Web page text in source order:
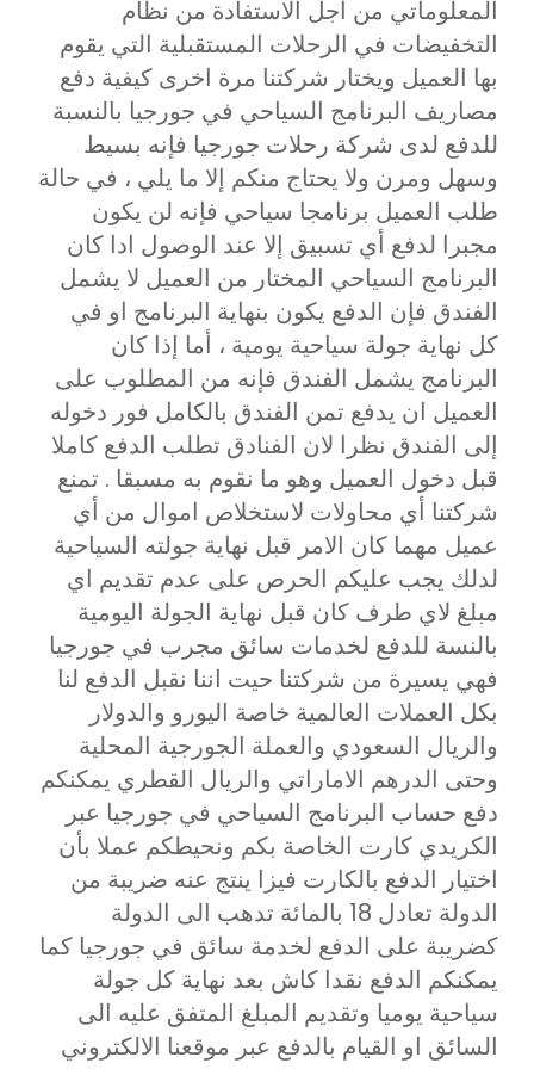
المعلوماتي من اجل الاستفادة من نظام
التخفيضات في الرحلات المستقبلية التي يقوم
بها العميل ويختار شركتنا مرة اخرى كيفية دفع
مصاريف البرنامج السياحي في جورجيا بالنسبة
للدفع لدى شركة رحلات جورجيا فإنه بسيط
وسهل ومرن ولا يحتاج منكم إلا ما يلي ، في حالة
طلب العميل برنامجا سياحي فإنه لن يكون
مجبرا لدفع أي تسبيق إلا عند الوصول ادا كان
البرنامج السياحي المختار من العميل لا يشمل
الفندق فإن الدفع يكون بنهاية البرنامج او في
كل نهاية جولة سياحية يومية ، أما إذا كان
البرنامج يشمل الفندق فإنه من المطلوب على
العميل ان يدفع تمن الفندق بالكامل فور دخوله
إلى الفندق نظرا لان الفنادق تطلب الدفع كاملا
قبل دخول العميل وهو ما نقوم به مسبقا . تمنع
شركتنا أي محاولات لاستخلاص اموال من أي
عميل مهما كان الامر قبل نهاية جولته السياحية
لدلك يجب عليكم الحرص على عدم تقديم اي
مبلغ لاي طرف كان قبل نهاية الجولة اليومية
بالنسة للدفع لخدمات سائق مجرب في جورجيا
فهي يسيرة من شركتنا حيت اننا نقبل الدفع لنا
بكل العملات العالمية خاصة اليورو والدولار
والريال السعودي والعملة الجورجية المحلية
وحتى الدرهم الاماراتي والريال القطري يمكنكم
دفع حساب البرنامج السياحي في جورجيا عبر
الكريدي كارت الخاصة بكم ونحيطكم عملا بأن
اختيار الدفع بالكارت فيزا ينتج عنه ضريبة من
الدولة تعادل 18 بالمائة تدهب الى الدولة
كضريبة على الدفع لخدمة سائق في جورجيا كما
يمكنكم الدفع نقدا كاش بعد نهاية كل جولة
سياحية يوميا وتقديم المبلغ المتفق عليه الى
السائق او القيام بالدفع عبر موقعنا الالكتروني